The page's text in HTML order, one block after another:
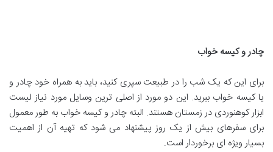
چادر و کیسه خواب
برای این که یک شب را در طبیعت سپری کنید، باید به همراه خود چادر و
یا کیسه خواب ببرید. این دو مورد از اصلی ترین وسایل مورد نیاز لیست
ابزار کوهنوردی در زمستان هستند. البته چادر و کیسه خواب به طور معمول
برای سفرهای بیش از یک روز پیشنهاد می شود که تهیه آن از اهمیت
بسیار ویژه ای برخوردار است.